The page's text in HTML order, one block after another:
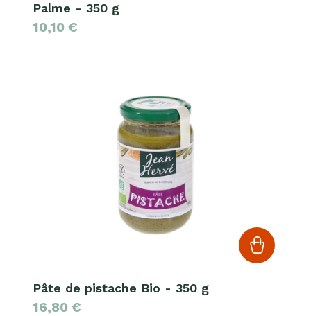
Palme - 350 g
10,10 €
Pâte de pistache Bio - 350 g
16,80 €